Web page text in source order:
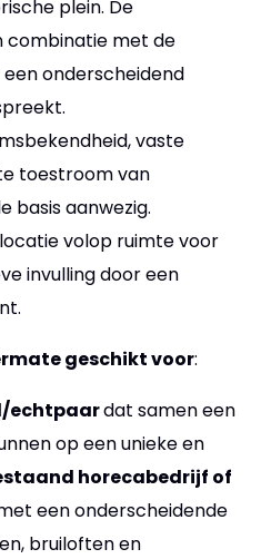
plein. De
combinatie met de
onderscheidend
vaste
toestroom van
basis aanwezig.
volop ruimte voor
invulling door een
geschikt voor:
echtpaardat samen een
op een unieke en
horecabedrijf of
een onderscheidende
bruiloften en